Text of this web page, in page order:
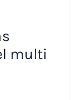
multi